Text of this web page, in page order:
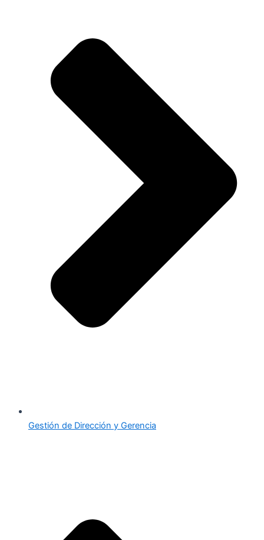
Gestión de Dirección y Gerencia